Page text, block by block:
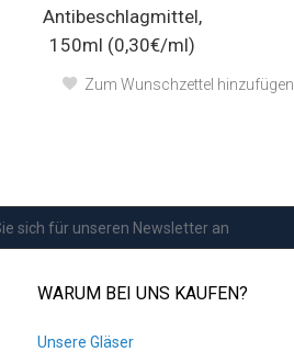
Antibeschlagmittel,
150ml (0,30€/ml)
Zum Wunschzettel hinzufügen
WARUM BEI UNS KAUFEN?
Unsere Gläser